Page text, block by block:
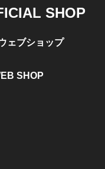
SHOP
ェブショップ
SHOP